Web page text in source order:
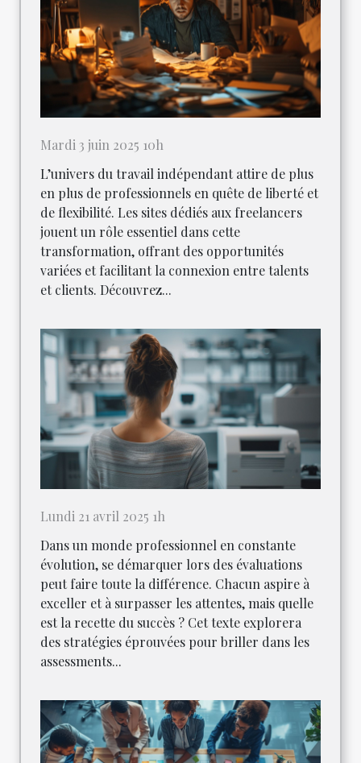
Mardi 3 juin 2025 10h
L’univers du travail indépendant attire de plus
en plus de professionnels en quête de liberté et
de flexibilité. Les sites dédiés aux freelancers
jouent un rôle essentiel dans cette
transformation, offrant des opportunités
variées et facilitant la connexion entre talents
et clients. Découvrez...
Lundi 21 avril 2025 1h
Dans un monde professionnel en constante
évolution, se démarquer lors des évaluations
peut faire toute la différence. Chacun aspire à
exceller et à surpasser les attentes, mais quelle
est la recette du succès ? Cet texte explorera
des stratégies éprouvées pour briller dans les
assessments...